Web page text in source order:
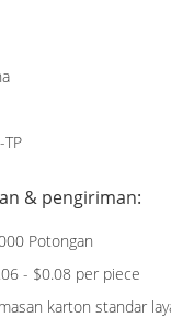
TP
& pengiriman:
Potongan
- $0.08 per piece
karton standar